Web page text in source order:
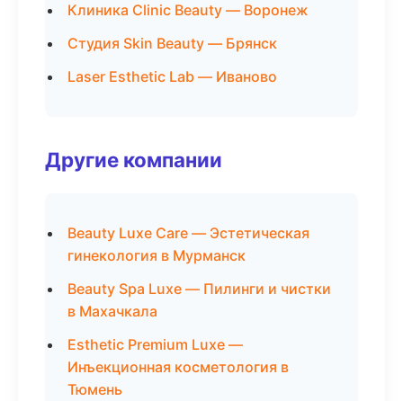
Клиника Clinic Beauty — Воронеж
Студия Skin Beauty — Брянск
Laser Esthetic Lab — Иваново
Другие компании
Beauty Luxe Care — Эстетическая
гинекология в Мурманск
Beauty Spa Luxe — Пилинги и чистки
в Махачкала
Esthetic Premium Luxe —
Инъекционная косметология в
Тюмень